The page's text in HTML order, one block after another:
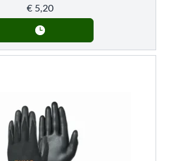
€ 5,20